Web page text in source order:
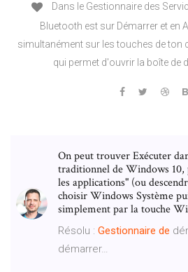
Dans le Gestionnaire des
Bluetooth est sur Démarrer et en
simultanément sur les touches de ton
qui permet d'ouvrir la boîte de
On peut trouver Exécuter
traditionnel de Windows 10,
les applications" (ou
choisir Windows Système
simplement par la touche
Résolu : Gestionnaire de
démarrer…